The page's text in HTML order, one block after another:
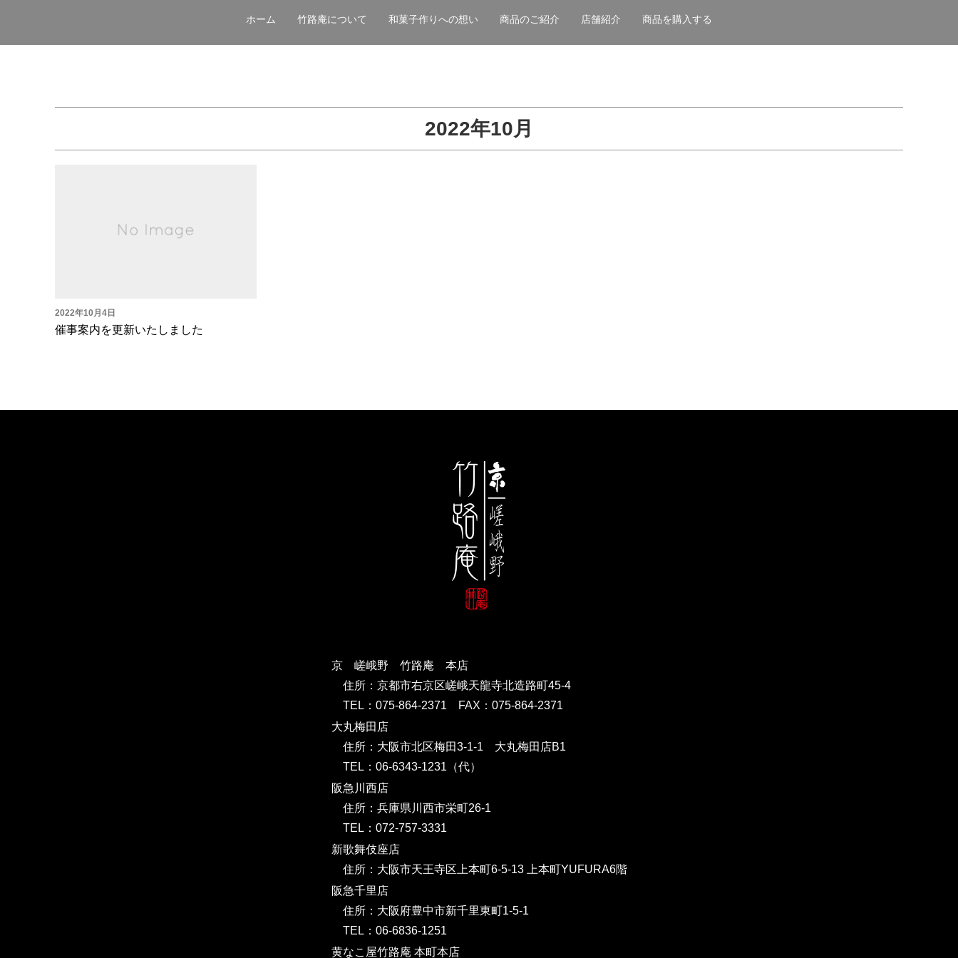
ホーム 竹路庵について 和菓子作りへの想い 商品のご紹介 店舗紹介 商品を購入する
2022年10月
2022年10月4日
催事案内を更新いたしました
京 嵯峨野 竹路庵 本店
住所：京都市右京区嵯峨天龍寺北造路町45-4
TEL：075-864-2371 FAX：075-864-2371
大丸梅田店
住所：大阪市北区梅田3-1-1 大丸梅田店B1
TEL：06-6343-1231（代）
阪急川西店
住所：兵庫県川西市栄町26-1
TEL：072-757-3331
新歌舞伎座店
住所：大阪市天王寺区上本町6-5-13 上本町YUFURA6階
阪急千里店
住所：大阪府豊中市新千里東町1-5-1
TEL：06-6836-1251
黄なこ屋竹路庵 本町本店